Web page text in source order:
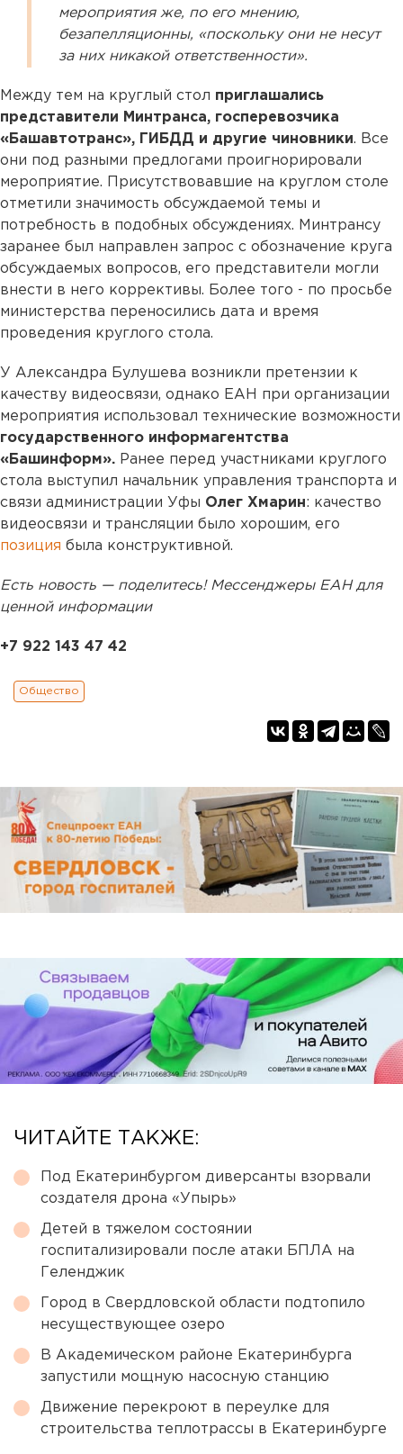
мероприятия же, по его мнению,
безапелляционны, «поскольку они не несут
за них никакой ответственности».
Между тем на круглый стол приглашались
представители Минтранса, госперевозчика
«Башавтотранс», ГИБДД и другие чиновники. Все
они под разными предлогами проигнорировали
мероприятие. Присутствовавшие на круглом столе
отметили значимость обсуждаемой темы и
потребность в подобных обсуждениях. Минтрансу
заранее был направлен запрос с обозначение круга
обсуждаемых вопросов, его представители могли
внести в него коррективы. Более того - по просьбе
министерства переносились дата и время
проведения круглого стола.
У Александра Булушева возникли претензии к
качеству видеосвязи, однако ЕАН при организации
мероприятия использовал технические возможности
государственного информагентства
«Башинформ». Ранее перед участниками круглого
стола выступил начальник управления транспорта и
связи администрации Уфы Олег Хмарин: качество
видеосвязи и трансляции было хорошим, его
позиция была конструктивной.
Есть новость — поделитесь! Мессенджеры ЕАН для
ценной информации
+7 922 143 47 42
Общество
ЧИТАЙТЕ ТАКЖЕ:
Под Екатеринбургом диверсанты взорвали
создателя дрона «Упырь»
Детей в тяжелом состоянии
госпитализировали после атаки БПЛА на
Геленджик
Город в Свердловской области подтопило
несуществующее озеро
В Академическом районе Екатеринбурга
запустили мощную насосную станцию
Движение перекроют в переулке для
строительства теплотрассы в Екатеринбурге